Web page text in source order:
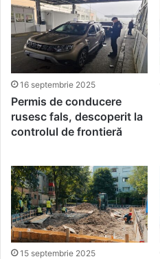
16 septembrie 2025
Permis de conducere
rusesc fals, descoperit la
controlul de frontieră
15 septembrie 2025